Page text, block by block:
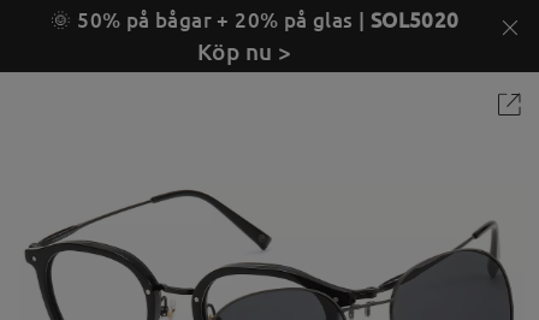
🌞 50% på bågar + 20% på glas | SOL5020
Köp nu >